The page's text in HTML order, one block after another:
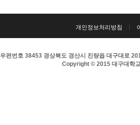
개인정보처리방침
우편번호 38453 경상북도 경산시 진량읍 대구대로
Copyright © 2015 대구대학